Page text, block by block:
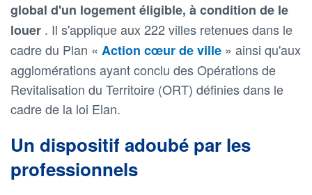
global d'un logement éligible, à condition de le
louer . Il s'applique aux 222 villes retenues dans le
cadre du Plan « Action cœur de ville » ainsi qu'aux
agglomérations ayant conclu des Opérations de
Revitalisation du Territoire (ORT) définies dans le
cadre de la loi Elan.
Un dispositif adoubé par les
professionnels